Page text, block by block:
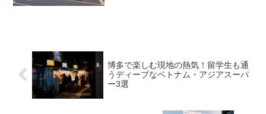
博多で楽しむ現地の熱気！留学生も通
うディープなベトナム・アジアスーパ
ー3選